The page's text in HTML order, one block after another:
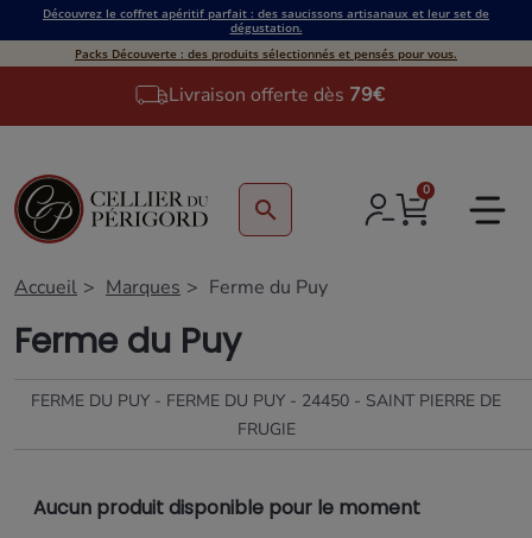
Découvrez le coffret apéritif parfait : des saucissons artisanaux et leur set de
dégustation.
Packs Découverte : des produits sélectionnés et pensés pour vous.
Livraison offerte dès 79€
search
0
Accueil Marques Ferme du Puy
Ferme du Puy
FERME DU PUY - FERME DU PUY - 24450 - SAINT PIERRE DE
FRUGIE
Aucun produit disponible pour le moment